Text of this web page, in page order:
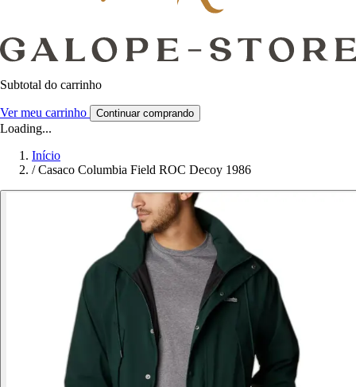
Subtotal do carrinho
Ver meu carrinho Continuar comprando
Loading...
Início
/ Casaco Columbia Field ROC Decoy 1986